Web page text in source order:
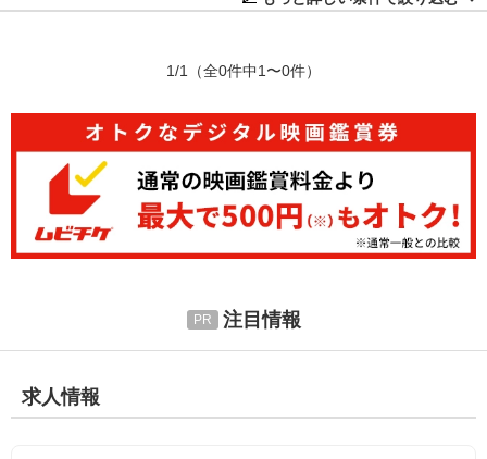
1/1 （全0件中1〜0件）
注目情報
求人情報